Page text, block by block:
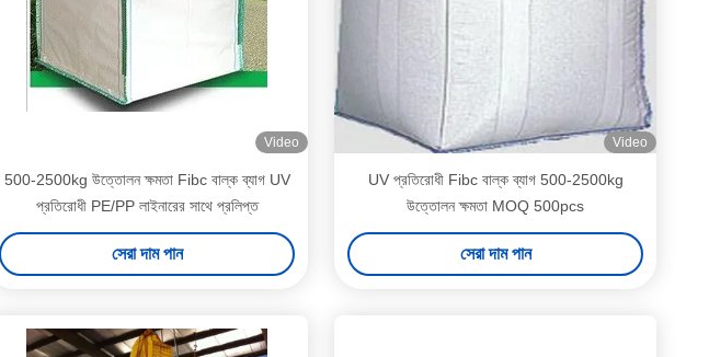
Video
500-2500kg উত্তোলন ক্ষমতা Fibc বাল্ক ব্যাগ UV
প্রতিরোধী PE/PP লাইনারের সাথে প্রলিপ্ত
সেরা দাম পান
Video
UV প্রতিরোধী Fibc বাল্ক ব্যাগ 500-2500kg
উত্তোলন ক্ষমতা MOQ 500pcs
সেরা দাম পান